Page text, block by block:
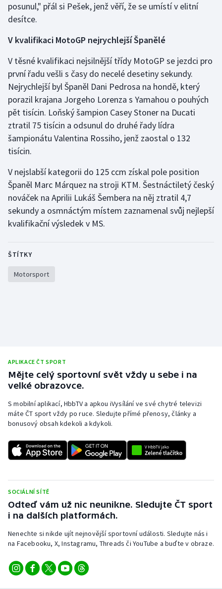
Moderní pětiboj
Motorsport
Olympijské hry
Parasport
Plavání
Plážový volejbal
Rychlobruslení
Rychlostní kanoistika
Short track
Sportovní střelba
Stolní tenis
Volejbal
Ostatní
posunul," přál si Pešek, jenž věří, že se umístí v elitní
desítce.
V kvalifikaci MotoGP nejrychlejší Španělé
V těsné kvalifikaci nejsilnější třídy MotoGP se jezdci pro
první řadu vešli s časy do necelé desetiny sekundy.
Nejrychlejší byl Španěl Dani Pedrosa na hondě, který
porazil krajana Jorgeho Lorenza s Yamahou o pouhých
pět tisícin. Loňský šampion Casey Stoner na Ducati
ztratil 75 tisícin a odsunul do druhé řady lídra
šampionátu Valentina Rossiho, jenž zaostal o 132
tisícin.
V nejslabší kategorii do 125 ccm získal pole position
Španěl Marc Márquez na stroji KTM. Šestnáctiletý český
nováček na Aprilii Lukáš Šembera na něj ztratil 4,7
sekundy a osmnáctým místem zaznamenal svůj nejlepší
kvalifikační výsledek v MS.
ŠTÍTKY
Motorsport
APLIKACE ČT SPORT
Mějte celý sportovní svět vždy u sebe i na
velké obrazovce.
S mobilní aplikací, HbbTV a apkou iVysílání ve své chytré televizi
máte ČT sport vždy po ruce. Sledujte přímé přenosy, články a
bonusový obsah kdekoli a kdykoli.
SOCIÁLNÍ SÍTĚ
Odteď vám už nic neunikne. Sledujte ČT sport
i na dalších platformách.
Nenechte si nikde ujít nejnovější sportovní události. Sledujte nás i
na Facebooku, X, Instagramu, Threads či YouTube a buďte v obraze.